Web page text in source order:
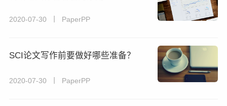
2020-07-30 丨 PaperPP
SCI论文写作前要做好哪些准备？
2020-07-30 丨 PaperPP